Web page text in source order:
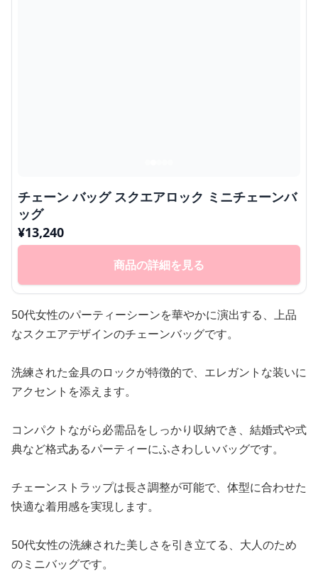
チェーン バッグ スクエアロック ミニチェーンバ
ッグ
¥13,240
商品の詳細を見る
50代女性のパーティーシーンを華やかに演出する、上品
なスクエアデザインのチェーンバッグです。
洗練された金具のロックが特徴的で、エレガントな装いに
アクセントを添えます。
コンパクトながら必需品をしっかり収納でき、結婚式や式
典など格式あるパーティーにふさわしいバッグです。
チェーンストラップは長さ調整が可能で、体型に合わせた
快適な着用感を実現します。
50代女性の洗練された美しさを引き立てる、大人のため
のミニバッグです。